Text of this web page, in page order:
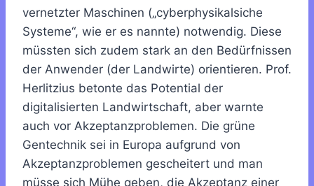
vernetzter Maschinen („cyberphysikalsiche
Systeme“, wie er es nannte) notwendig. Diese
müssten sich zudem stark an den Bedürfnissen
der Anwender (der Landwirte) orientieren. Prof.
Herlitzius betonte das Potential der
digitalisierten Landwirtschaft, aber warnte
auch vor Akzeptanzproblemen. Die grüne
Gentechnik sei in Europa aufgrund von
Akzeptanzproblemen gescheitert und man
müsse sich Mühe geben, die Akzeptanz einer